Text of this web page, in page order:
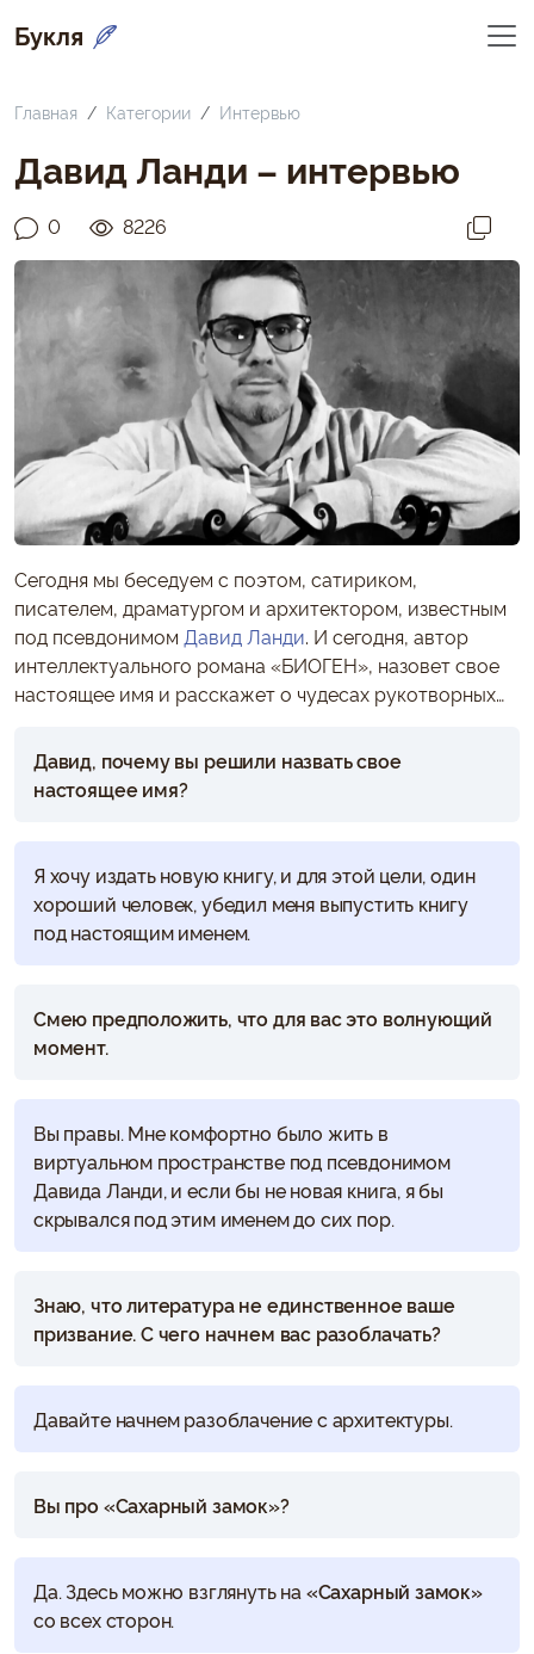
Букля
Главная Категории Интервью
Давид Ланди – интервью
0 8226
Сегодня мы беседуем с поэтом, сатириком,
писателем, драматургом и архитектором, известным
под псевдонимом Давид Ланди. И сегодня, автор
интеллектуального романа «БИОГЕН», назовет свое
настоящее имя и расскажет о чудесах рукотворных…
Давид, почему вы решили назвать свое
настоящее имя?
Я хочу издать новую книгу, и для этой цели, один
хороший человек, убедил меня выпустить книгу
под настоящим именем.
Смею предположить, что для вас это волнующий
момент.
Вы правы. Мне комфортно было жить в
виртуальном пространстве под псевдонимом
Давида Ланди, и если бы не новая книга, я бы
скрывался под этим именем до сих пор.
Знаю, что литература не единственное ваше
призвание. С чего начнем вас разоблачать?
Давайте начнем разоблачение с архитектуры.
Вы про «Сахарный замок»?
Да. Здесь можно взглянуть на «Сахарный замок»
со всех сторон.